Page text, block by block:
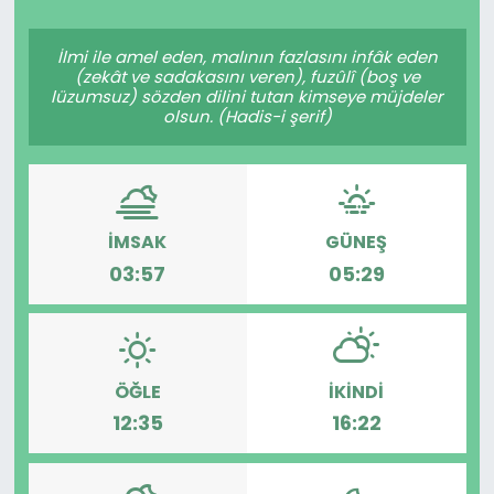
İlmi ile amel eden, malının fazlasını infâk eden
(zekât ve sadakasını veren), fuzûlî (boş ve
lüzumsuz) sözden dilini tutan kimseye müjdeler
olsun. (Hadis-i şerif)
İMSAK
03:57
GÜNEŞ
05:29
ÖĞLE
12:35
İKINDI
16:22
Teknoloji
Resmi İlanlar
Yaşam
Künye
Gizlilik Sözleşmesi
İletişim